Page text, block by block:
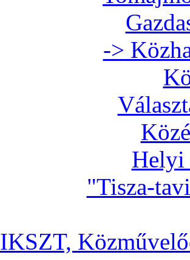
->
Helyi
"Tisza-
IKSZT,